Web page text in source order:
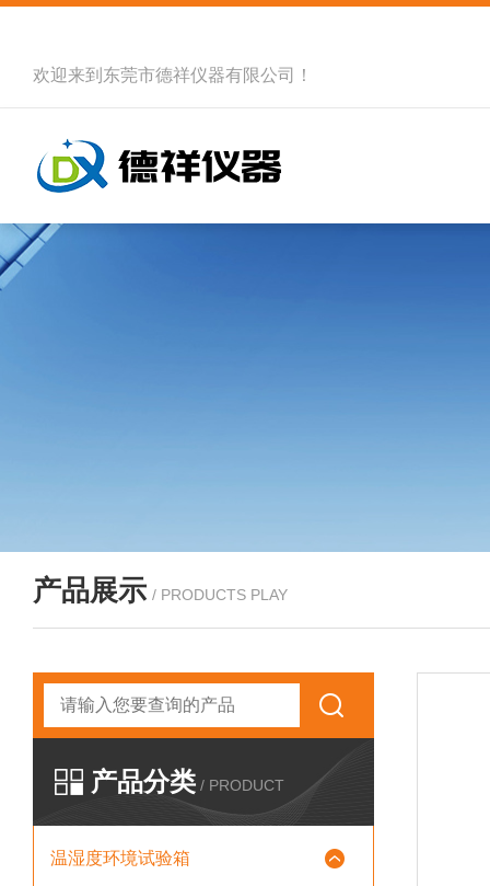
欢迎来到 东莞市德祥仪器有限公司 ！
产品展示 / PRODUCTS PLAY
产品分类 / PRODUCT
温湿度环境试验箱